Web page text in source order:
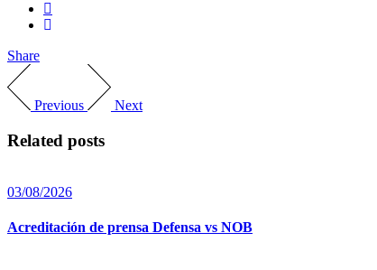
Share
Previous Next
Related posts
03/08/2026
Acreditación de prensa Defensa vs NOB